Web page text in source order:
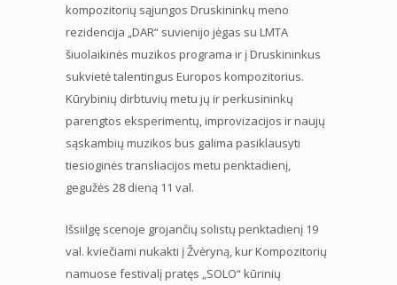
kompozitorių sąjungos Druskininkų meno
rezidencija „DAR“ suvienijo jėgas su LMTA
šiuolaikinės muzikos programa ir į Druskininkus
sukvietė talentingus Europos kompozitorius.
Kūrybinių dirbtuvių metu jų ir perkusininkų
parengtos eksperimentų, improvizacijos ir naujų
sąskambių muzikos bus galima pasiklausyti
tiesioginės transliacijos metu penktadienį,
gegužės 28 dieną 11 val.
Išsiilgę scenoje grojančių solistų penktadienį 19
val. kviečiami nukakti į Žvėryną, kur Kompozitorių
namuose festivalį pratęs „SOLO“ kūrinių